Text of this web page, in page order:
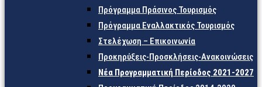
Πρόγραμμα Πράσινος Τουρισμός
Πρόγραμμα Εναλλακτικός Τουρισμός
Στελέχωση – Επικοινωνία
Προκηρύξεις-Προσκλήσεις-Ανακοινώσεις
Νέα Προγραμματική Περίοδος 2021-2027